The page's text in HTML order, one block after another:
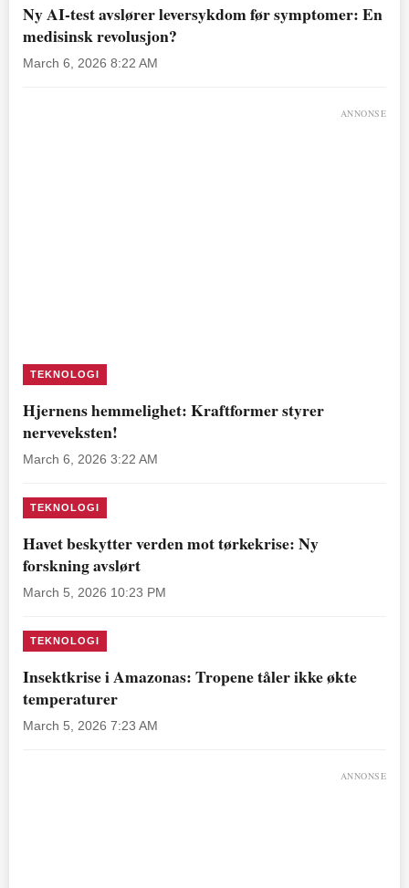
Ny AI-test avslører leversykdom før symptomer: En
medisinsk revolusjon?
March 6, 2026 8:22 AM
ANNONSE
TEKNOLOGI
Hjernens hemmelighet: Kraftformer styrer
nerveveksten!
March 6, 2026 3:22 AM
TEKNOLOGI
Havet beskytter verden mot tørkekrise: Ny
forskning avslørt
March 5, 2026 10:23 PM
TEKNOLOGI
Insektkrise i Amazonas: Tropene tåler ikke økte
temperaturer
March 5, 2026 7:23 AM
ANNONSE